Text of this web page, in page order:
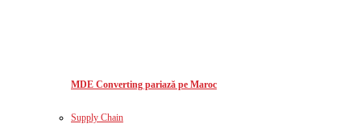
MDE Converting pariază pe Maroc
Supply Chain